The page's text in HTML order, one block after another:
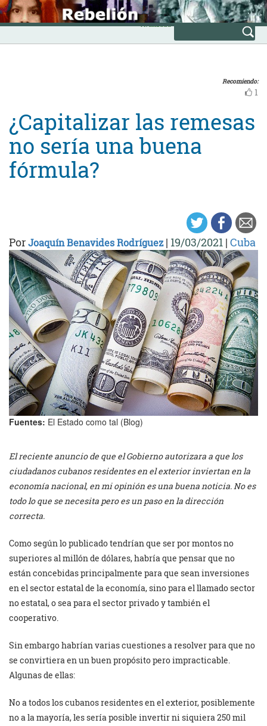
Skip
to
content
INICIO
Avanzada
Recomiendo:
1
¿Capitalizar las remesas
no sería una buena
fórmula?
PorJoaquín Benavides Rodríguez| 19/03/2021 | Cuba
Fuentes: El Estado como tal (Blog)
El reciente anuncio de que el Gobierno autorizara a que los
ciudadanos cubanos residentes en el exterior inviertan en la
economía nacional, en mi opinión es una buena noticia. No es
todo lo que se necesita pero es un paso en la dirección
correcta.
Como según lo publicado tendrían que ser por montos no
superiores al millón de dólares, habría que pensar que no
están concebidas principalmente para que sean inversiones
en el sector estatal de la economía, sino para el llamado sector
no estatal, o sea para el sector privado y también el
cooperativo.
Sin embargo habrían varias cuestiones a resolver para que no
se convirtiera en un buen propósito pero impracticable.
Algunas de ellas:
No a todos los cubanos residentes en el exterior, posiblemente
no a la mayoría, les sería posible invertir ni siquiera 250 mil